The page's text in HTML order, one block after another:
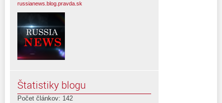
russianews.blog.pravda.sk
Štatistiky blogu
Počet článkov: 142